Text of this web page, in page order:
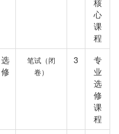
核
心
课
程
选
修
笔试（闭
卷）
3
专
业
选
修
课
程